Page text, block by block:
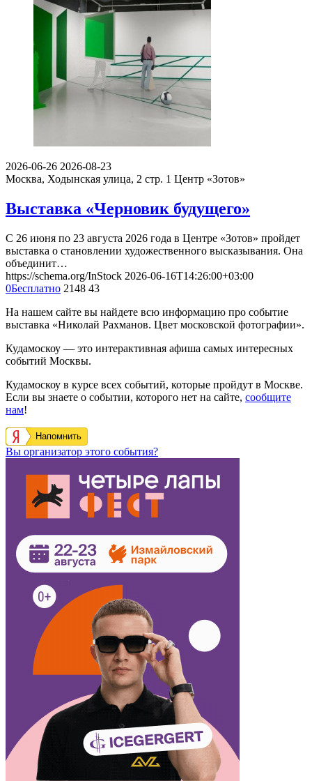
2026-06-26 2026-08-23
Москва, Ходынская улица, 2 стр. 1 Центр «Зотов»
Выставка «Черновик будущего»
С 26 июня по 23 августа 2026 года в Центре «Зотов» пройдет
выставка о становлении художественного высказывания. Она
объединит…
https://schema.org/InStock 2026-06-16T14:26:00+03:00
0Бесплатно 2148 43
На нашем сайте вы найдете всю информацию про событие
выставка «Николай Рахманов. Цвет московской фотографии».
Кудамоскоу — это интерактивная афиша самых интересных
событий Москвы.
Кудамоскоу в курсе всех событий, которые пройдут в Москве.
Если вы знаете о событии, которого нет на сайте, сообщите
нам!
Напомнить
Вы организатор этого события?